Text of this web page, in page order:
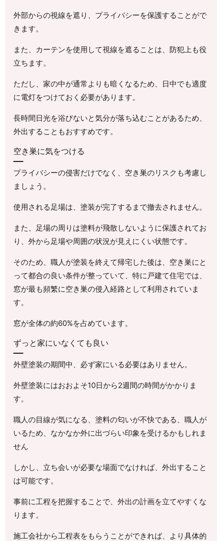
外部からの視線を遮り、プライバシーを保護することがで
きます。
また、カーテンを使用して視線を遮ることは、防犯上も役
立ちます。
ただし、家の中が通常よりも暗くなるため、日中でも適度
に電灯をつけておく必要があります。
長時間日光を浴びないと気分が落ち込むことがあるため、
外出することもおすすめです。
空き巣に気をつける
プライバシーの侵害だけでなく、空き巣のリスクも考慮し
ましょう。
使用される足場は、塗装が完了するまで撤去されません。
また、足場の周りは塗料が飛散しないように保護されてお
り、外から足場や周囲の状況が見えにくい状態です。
そのため、職人が塗装を終えて帰宅した後は、空き巣にと
って都合の良い条件が整っていて、特に戸建て住宅では、
窓が最も頻繁に空き巣の侵入経路として利用されていま
す。
窓が全体の約60%を占めています。
ずっと家にいなくても良い
外壁塗装の期間中、必ず家にいる必要はありません。
外壁塗装にはおおよそ10日から2週間の時間がかかりま
す。
職人の目線が気になる、塗料の匂いが不快である、職人が
いるため、なかなか外に出づらい印象を受けるかもしれま
せん
しかし、立ち会いが必要な場面でなければ、外出すること
は可能です。
事前に工程を把握することで、外出の計画を立てやすくな
ります。
施工会社から工程表をもらうことができれば、より具体的